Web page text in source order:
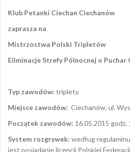
Klub Petanki Ciechan Ciechanów
zaprasza na
Mistrzostwa Polski Tripletów
Eliminacje Strefy Pólnocnej o Puchar
Typ zawodów: triplety
Miejsce zawodów: Ciechanów, ul.
Początek zawodów: 16.05.2015 godz.
System rozgrywek: według
jest posiadanie licencji Polskiej